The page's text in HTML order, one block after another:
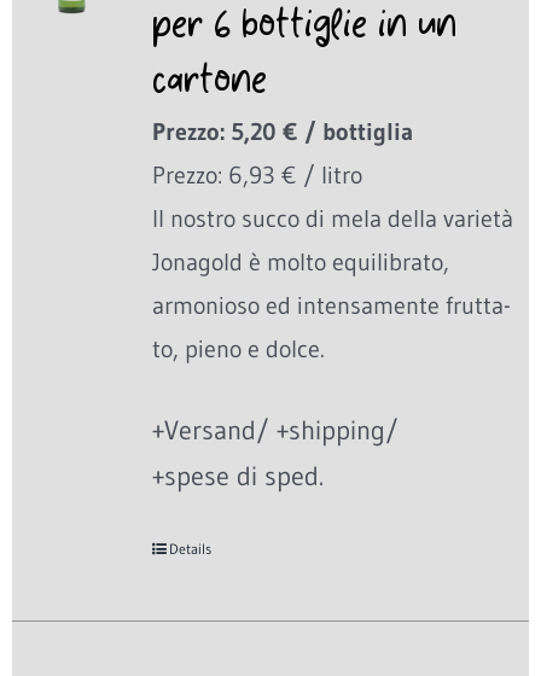
per 6 bottiglie in un
cartone
Prezzo: 5,20 € / bottiglia
Prezzo: 6,93 € / litro
Il nostro succo di mela della varietà
Jonagold è molto equilibrato,
armonioso ed intensamente frutta-
to, pieno e dolce.
+Versand/ +shipping/
+spese di sped.
Details